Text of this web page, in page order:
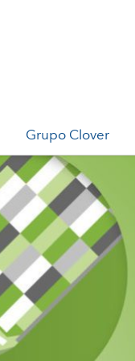
Grupo Clover